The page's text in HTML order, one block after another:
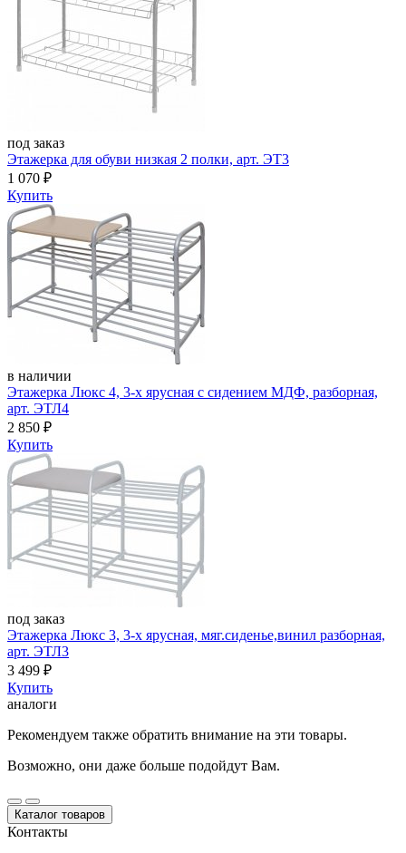
под заказ
Этажерка для обуви низкая 2 полки, арт. ЭТ3
1 070 ₽
Купить
в наличии
Этажерка Люкс 4, 3-х ярусная с сидением МДФ, разборная,
арт. ЭТЛ4
2 850 ₽
Купить
под заказ
Этажерка Люкс 3, 3-х ярусная, мяг.сиденье,винил разборная,
арт. ЭТЛ3
3 499 ₽
Купить
аналоги
Рекомендуем также обратить внимание на эти товары.
Возможно, они даже больше подойдут Вам.
Каталог товаров
Контакты